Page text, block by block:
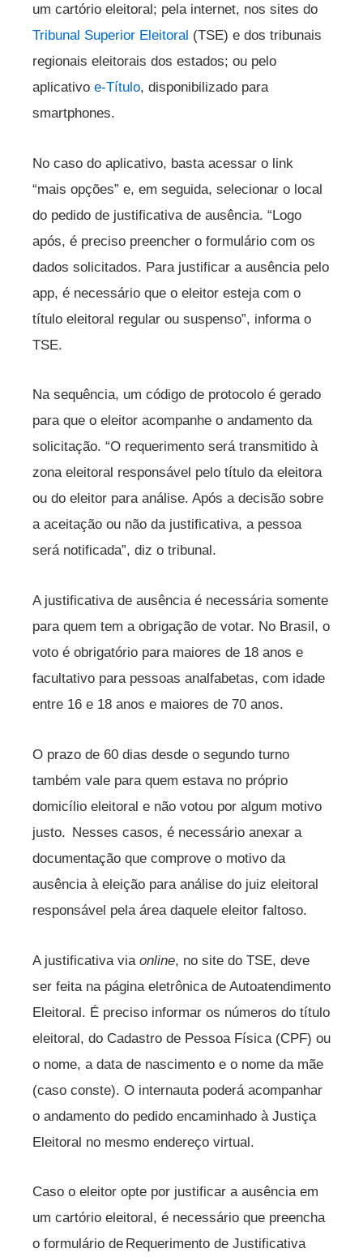
um cartório eleitoral; pela internet, nos sites do
Tribunal Superior Eleitoral (TSE) e dos tribunais
regionais eleitorais dos estados; ou pelo
aplicativo e-Título, disponibilizado para
smartphones.
No caso do aplicativo, basta acessar o link
“mais opções” e, em seguida, selecionar o local
do pedido de justificativa de ausência. “Logo
após, é preciso preencher o formulário com os
dados solicitados. Para justificar a ausência pelo
app, é necessário que o eleitor esteja com o
título eleitoral regular ou suspenso”, informa o
TSE.
Na sequência, um código de protocolo é gerado
para que o eleitor acompanhe o andamento da
solicitação. “O requerimento será transmitido à
zona eleitoral responsável pelo título da eleitora
ou do eleitor para análise. Após a decisão sobre
a aceitação ou não da justificativa, a pessoa
será notificada”, diz o tribunal.
A justificativa de ausência é necessária somente
para quem tem a obrigação de votar. No Brasil, o
voto é obrigatório para maiores de 18 anos e
facultativo para pessoas analfabetas, com idade
entre 16 e 18 anos e maiores de 70 anos.
O prazo de 60 dias desde o segundo turno
também vale para quem estava no próprio
domicílio eleitoral e não votou por algum motivo
justo. Nesses casos, é necessário anexar a
documentação que comprove o motivo da
ausência à eleição para análise do juiz eleitoral
responsável pela área daquele eleitor faltoso.
A justificativa via online, no site do TSE, deve
ser feita na página eletrônica de Autoatendimento
Eleitoral. É preciso informar os números do título
eleitoral, do Cadastro de Pessoa Física (CPF) ou
o nome, a data de nascimento e o nome da mãe
(caso conste). O internauta poderá acompanhar
o andamento do pedido encaminhado à Justiça
Eleitoral no mesmo endereço virtual.
Caso o eleitor opte por justificar a ausência em
um cartório eleitoral, é necessário que preencha
o formulário de Requerimento de Justificativa